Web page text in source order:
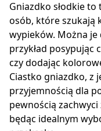
Gniazdko słodkie
osób, które szukają
wypieków. Można
przykład
czy dodając
Ciastko gniazdko, z
przyjemnością dla
pewnością
będąc idealnym